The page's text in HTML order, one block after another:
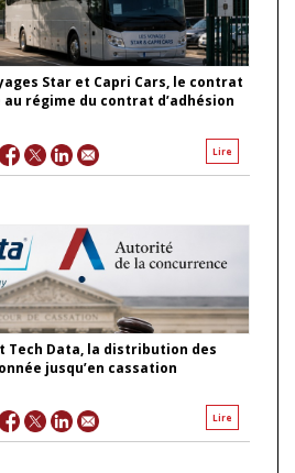
Star et Capri Cars, le contrat
régime du contrat d’adhésion
Lire
Tech Data, la distribution des
jusqu’en cassation
Lire